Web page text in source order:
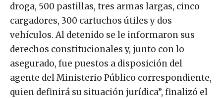
droga, 500 pastillas, tres armas largas, cinco
cargadores, 300 cartuchos útiles y dos
vehículos. Al detenido se le informaron sus
derechos constitucionales y, junto con lo
asegurado, fue puestos a disposición del
agente del Ministerio Público correspondiente,
quien definirá su situación jurídica”, finalizó el